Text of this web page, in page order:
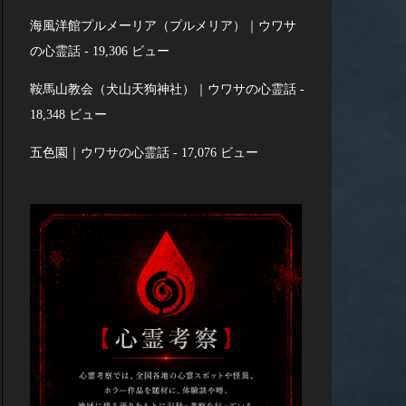
海風洋館プルメーリア（プルメリア）｜ウワサ
の心霊話 - 19,306 ビュー
鞍馬山教会（犬山天狗神社）｜ウワサの心霊話 -
18,348 ビュー
五色園｜ウワサの心霊話 - 17,076 ビュー